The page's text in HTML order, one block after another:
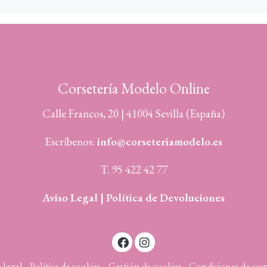
Corsetería Modelo Online
Calle Francos, 20 | 41004 Sevilla (España)
Escríbenos: info@corseteriamodelo.es
T. 95 422 42 77
Aviso Legal | Política de Devoluciones